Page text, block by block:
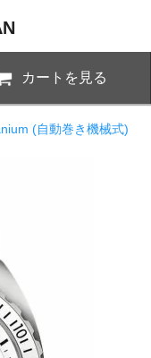
カートを見る
(自動巻き機械式)